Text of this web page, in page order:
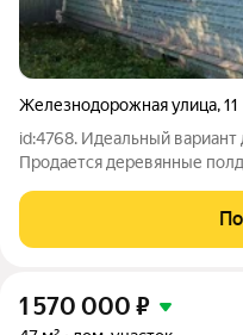
Железнодорожная улица,11
id:4768. Идеальный
Продается деревянные
фундаменте. В доме 3
электричество, центральный
1 570 000 ₽